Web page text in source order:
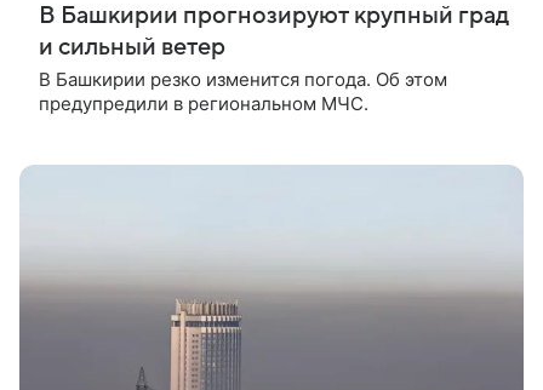
В Башкирии прогнозируют крупный град
и сильный ветер
В Башкирии резко изменится погода. Об этом
предупредили в региональном МЧС.